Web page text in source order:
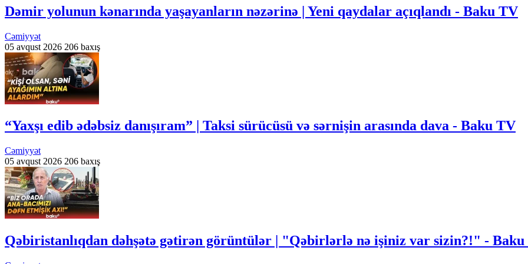
Dəmir yolunun kənarında yaşayanların nəzərinə | Yeni qaydalar açıqlandı - Baku TV
Cəmiyyət
05 avqust 2026 206 baxış
“Yaxşı edib ədəbsiz danışıram” | Taksi sürücüsü və sərnişin arasında dava - Baku TV
Cəmiyyət
05 avqust 2026 206 baxış
Qəbiristanlıqdan dəhşətə gətirən görüntülər | "Qəbirlərlə nə işiniz var sizin?!" -